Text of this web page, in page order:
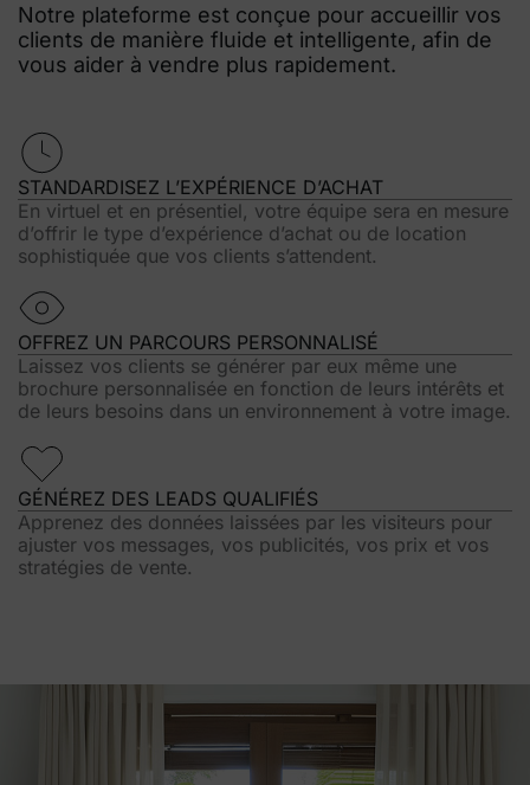
Notre plateforme est conçue pour accueillir vos
clients de manière fluide et intelligente, afin de
vous aider à vendre plus rapidement.
STANDARDISEZ L’EXPÉRIENCE D’ACHAT
En virtuel et en présentiel, votre équipe sera en mesure
d’offrir le type d’expérience d’achat ou de location
sophistiquée que vos clients s’attendent.
OFFREZ UN PARCOURS PERSONNALISÉ
Laissez vos clients se générer par eux même une
brochure personnalisée en fonction de leurs intérêts et
de leurs besoins dans un environnement à votre image.
GÉNÉREZ DES LEADS QUALIFIÉS
Apprenez des données laissées par les visiteurs pour
ajuster vos messages, vos publicités, vos prix et vos
stratégies de vente.